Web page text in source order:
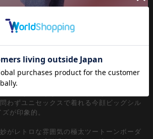
ラシカルなケーブル編みアクリルニット素
カー/フーディースタイル。ワイドな身幅、
たドロップショルダー×ダッポリととった
わずユニセックスで着れる今顔ビッグシル
が印象的。
がレトロな雰囲気の極太ツートーンボーダ